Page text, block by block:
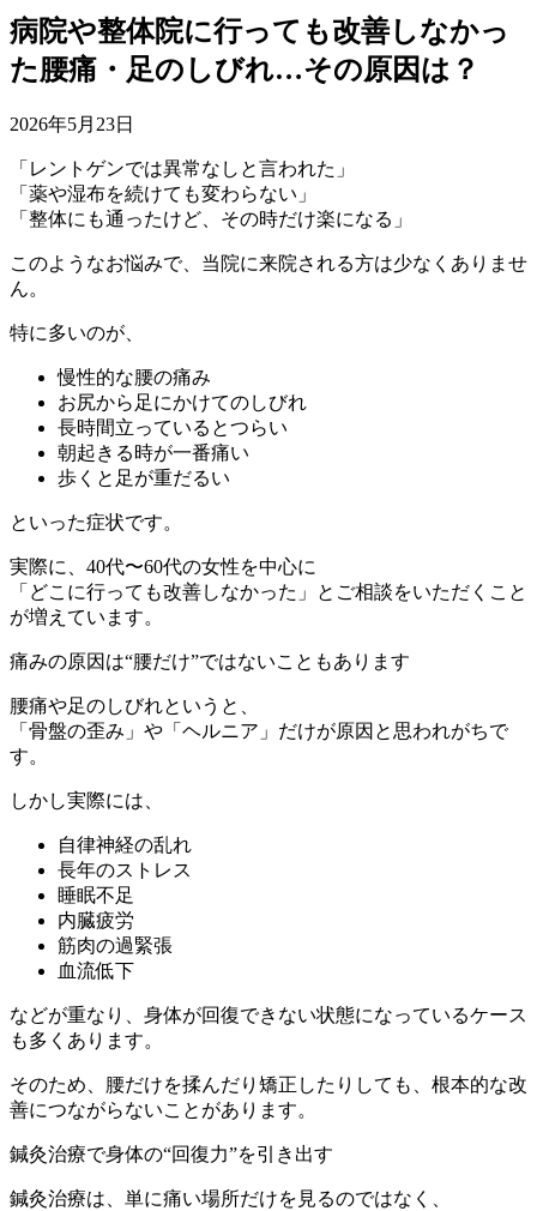
病院や整体院に行っても改善しなかっ
た腰痛・足のしびれ…その原因は？
2026年5月23日
「レントゲンでは異常なしと言われた」
「薬や湿布を続けても変わらない」
「整体にも通ったけど、その時だけ楽になる」
このようなお悩みで、当院に来院される方は少なくありませ
ん。
特に多いのが、
慢性的な腰の痛み
お尻から足にかけてのしびれ
長時間立っているとつらい
朝起きる時が一番痛い
歩くと足が重だるい
といった症状です。
実際に、40代〜60代の女性を中心に
「どこに行っても改善しなかった」とご相談をいただくこと
が増えています。
痛みの原因は“腰だけ”ではないこともあります
腰痛や足のしびれというと、
「骨盤の歪み」や「ヘルニア」だけが原因と思われがちで
す。
しかし実際には、
自律神経の乱れ
長年のストレス
睡眠不足
内臓疲労
筋肉の過緊張
血流低下
などが重なり、身体が回復できない状態になっているケース
も多くあります。
そのため、腰だけを揉んだり矯正したりしても、根本的な改
善につながらないことがあります。
鍼灸治療で身体の“回復力”を引き出す
鍼灸治療は、単に痛い場所だけを見るのではなく、